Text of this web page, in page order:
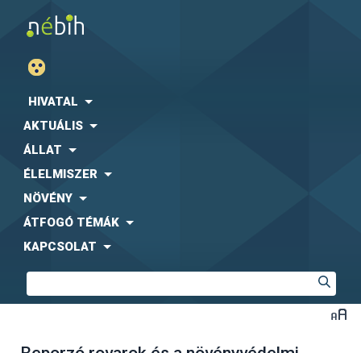
HIVATAL
AKTUÁLIS
ÁLLAT
ÉLELMISZER
NÖVÉNY
ÁTFOGÓ TÉMÁK
KAPCSOLAT